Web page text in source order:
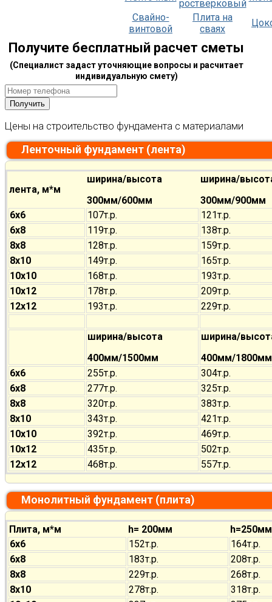
ростверковый
Свайно-
винтовой
Плита на
сваях
Получите бесплатный расчет сметы
(Специалист задаст уточняющие вопросы и расчитает
индивидуальную смету)
Цены на строительство фундамента с материалами
Ленточный фундамент (лента)
лента, м*м
ширина/высота
300мм/600мм
ширина/
300мм/900мм
6х6
107т.р.
121т.р.
6х8
119т.р.
138т.р.
8х8
128т.р.
159т.р.
8х10
149т.р.
165т.р.
10х10
168т.р.
193т.р.
10х12
178т.р.
209т.р.
12х12
193т.р. 229т.р.
ширина/высота
400мм/1500мм
ширина/
400мм/1800мм
6х6
255т.р.
304т.р.
6х8
277т.р.
325т.р.
8х8
320т.р.
383т.р.
8х10
343т.р.
421т.р.
10х10
392т.р.
469т.р.
10х12
435т.р.
502т.р.
12х12
468т.р. 557т.р.
Монолитный фундамент (плита)
Плита, м*м h= 200мм
h=250мм
6х6
152т.р.
164т.р.
6х8
183т.р.
208т.р.
8х8
229т.р.
268т.р.
8х10
278т.р.
318т.р.